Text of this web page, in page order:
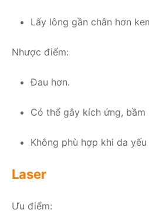
Lấy lông gần chân hơn
Nhược điểm:
Đau hơn.
Có thể gây kích ứng,
Không phù hợp khi da
Laser
Ưu điểm: